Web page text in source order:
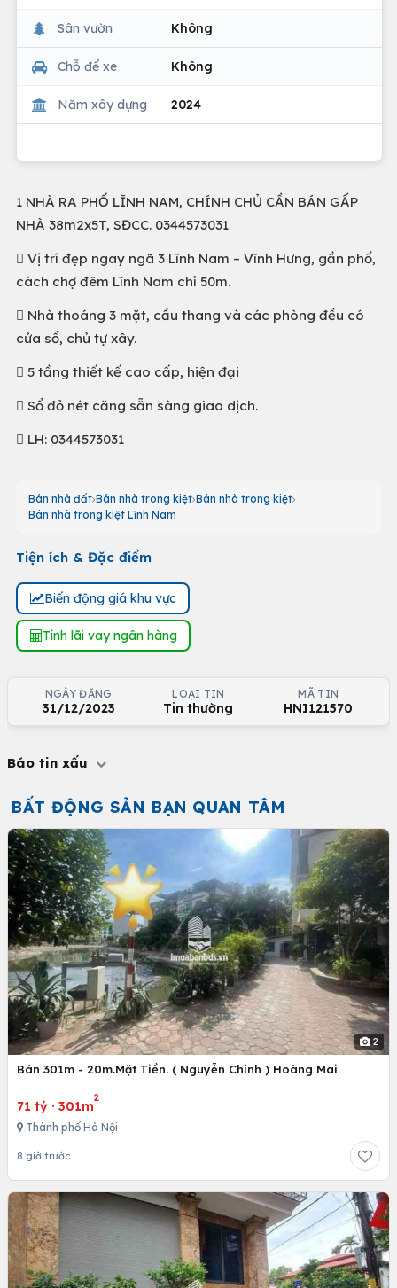
Sân vườn Không
Chỗ để xe Không
Năm xây dựng 2024
1 NHÀ RA PHỐ LĨNH NAM, CHÍNH CHỦ CẦN BÁN GẤP
NHÀ 38m2x5T, SĐCC. 0344573031
 Vị trí đẹp ngay ngã 3 Lĩnh Nam – Vĩnh Hưng, gần phố,
cách chợ đêm Lĩnh Nam chỉ 50m.
 Nhà thoáng 3 mặt, cầu thang và các phòng đều có
cửa sổ, chủ tự xây.
 5 tầng thiết kế cao cấp, hiện đại
 Sổ đỏ nét căng sẵn sàng giao dịch.
 LH: 0344573031
Bán nhà đất Bán nhà trong kiệt Bán nhà trong kiệt
Bán nhà trong kiệt Lĩnh Nam
Tiện ích & Đặc điểm
Biến động giá khu vực
Tính lãi vay ngân hàng
NGÀY ĐĂNG
31/12/2023
LOẠI TIN
Tin thường
MÃ TIN
HNI121570
Báo tin xấu
BẤT ĐỘNG SẢN BẠN QUAN TÂM
2
Bán 301m - 20m.Mặt Tiền. ( Nguyễn Chính ) Hoàng Mai
71 tỷ · 301m
2
Thành phố Hà Nội
8 giờ trước